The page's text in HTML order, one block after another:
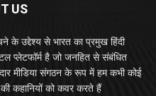
US
के उद्देश्य से भारत का प्रमुख हिंदी
प्लेटफॉर्म है जो जनहित से संबंधित
मीडिया संगठन के रूप में हम कभी कोई
कहानियों को कवर करते हैं